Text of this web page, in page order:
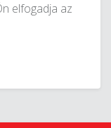
elfogadja az